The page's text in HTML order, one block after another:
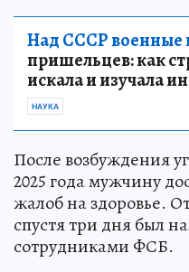
Над СССР военные
пришельцев: как
искала и изучала
НАУКА
После возбуждения
2025 года мужчину
жалоб на здоровье.
спустя три дня был
сотрудниками ФСБ.